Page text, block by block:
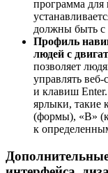
программа для
должны быть с
Профиль
людей с
позволяет
управлять
и клавиш Enter.
ярлыки, такие
(формы), «B»
к